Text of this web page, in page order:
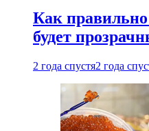
Как правильно
будет
2 года спустя2 года